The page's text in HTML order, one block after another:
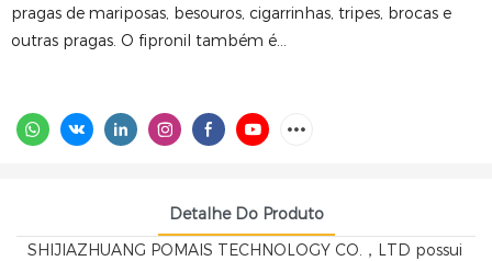
pragas de mariposas, besouros, cigarrinhas, tripes, brocas e
outras pragas. O fipronil também é...
Detalhe Do Produto
SHIJIAZHUANG POMAIS TECHNOLOGY CO.，LTD possui